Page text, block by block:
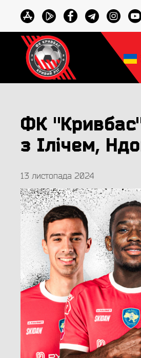
ФК
з Ілічем,
13 листопада 2024